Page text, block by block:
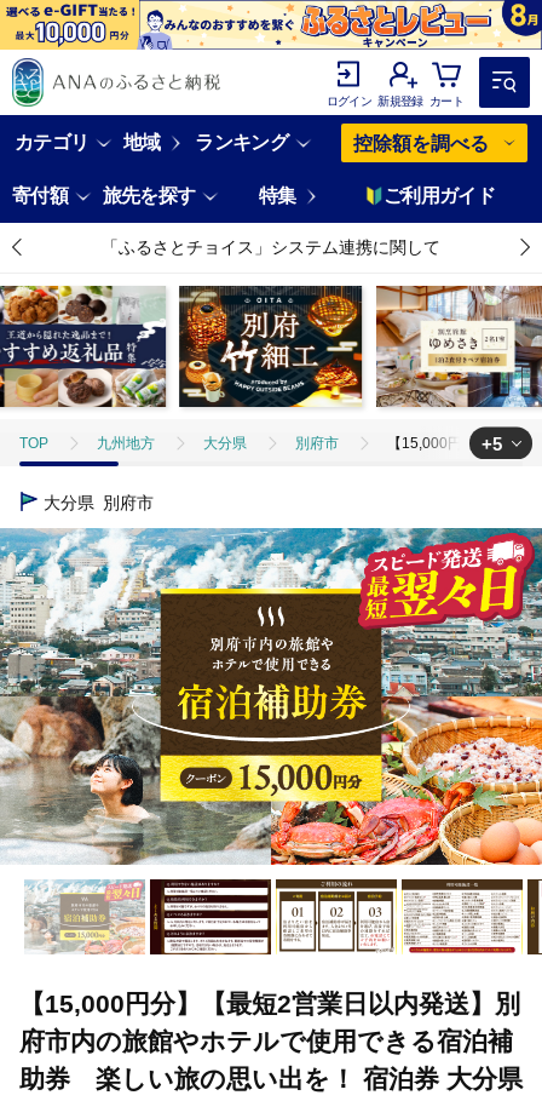
ログイン 新規登録 カート
カテゴリ 地域 ランキング 控除額を調べる
寄付額 旅先を探す 特集 ご利用ガイド
「ふるさとチョイス」システム連携に関して
TOP 九州地方 大分県 別府市 【15,000円分】【最
TOP
TOP 旅行・宿泊・体験 パッケージ旅行 その他 【
TOP 旅行・宿泊・体験 宿泊券 【15,000円分】【最短2営
TOP 旅行・宿泊・体験 体験チケット 【15,000円分】【最
TOP 旅行・宿泊・体験 体験チケット 温泉 【15,000
+5
大分県 別府市
【15,000円分】【最短2営業日以内発送】別
府市内の旅館やホテルで使用できる宿泊補
助券 楽しい旅の思い出を！ 宿泊券 大分県